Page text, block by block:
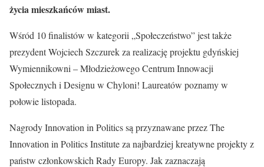
życia mieszkańców miast.
Wśród 10 finalistów w kategorii „Społeczeństwo” jest także
prezydent Wojciech Szczurek za realizację projektu gdyńskiej
Wymiennikowni – Młodzieżowego Centrum Innowacji
Społecznych i Designu w Chyloni! Laureatów poznamy w
połowie listopada.
Nagrody Innovation in Politics są przyznawane przez The
Innovation in Politics Institute za najbardziej kreatywne projekty z
państw członkowskich Rady Europy. Jak zaznaczają